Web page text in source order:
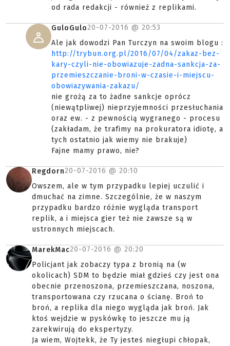
od rada redakcji - również z replikami.
GuloGulo20-07-2016 @ 20:53
Ale jak dowodzi Pan Turczyn na swoim blogu :
http://trybun.org.pl/2016/07/04/zakaz-bez-
kary-czyli-nie-obowiazuje-zadna-sankcja-za-
przemieszczanie-broni-w-czasie-i-miejscu-
obowiazywania-zakazu/
nie grożą za to żadne sankcje oprócz
(niewątpliwej) nieprzyjemności przesłuchania
oraz ew. - z pewnością wygranego - procesu
(zakładam, że trafimy na prokuratora idiotę, a
tych ostatnio jak wiemy nie brakuje)
Fajne mamy prawo, nie?
Regdorn20-07-2016 @ 20:10
Owszem, ale w tym przypadku lepiej uczulić i
dmuchać na zimne. Szczególnie, że w naszym
przypadku bardzo różnie wygląda transport
replik, a i miejsca gier też nie zawsze są w
ustronnych miejscach.
MarekMac20-07-2016 @ 20:20
Policjant jak zobaczy typa z bronią na (w
okolicach) SDM to będzie miał gdzieś czy jest ona
obecnie przenoszona, przemieszczana, noszona,
transportowana czy rzucana o ścianę. Broń to
broń, a replika dla niego wygląda jak broń. Jak
ktoś wejdzie w pyskówkę to jeszcze mu ją
zarekwirują do ekspertyzy.
Ja wiem, Wojtekk, że Ty jesteś niegłupi chłopak,